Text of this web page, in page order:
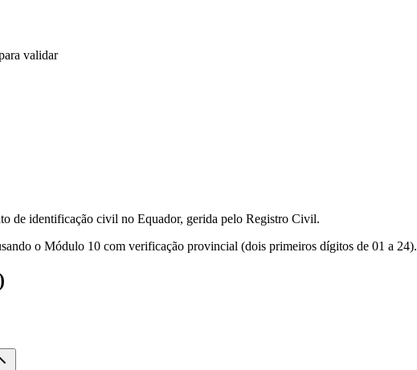
validar
de identificação civil no Equador, gerida pelo Registro Civil.
o Módulo 10 com verificação provincial (dois primeiros dígitos de 01 a 24).